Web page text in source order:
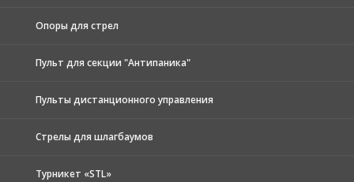
Опоры для стрел
Пульт для секции "Антипаника"
Пульты дистанционного управления
Стрелы для шлагбаумов
Турникет «STL»